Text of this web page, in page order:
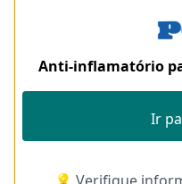
Anti-inflamatório
Ir